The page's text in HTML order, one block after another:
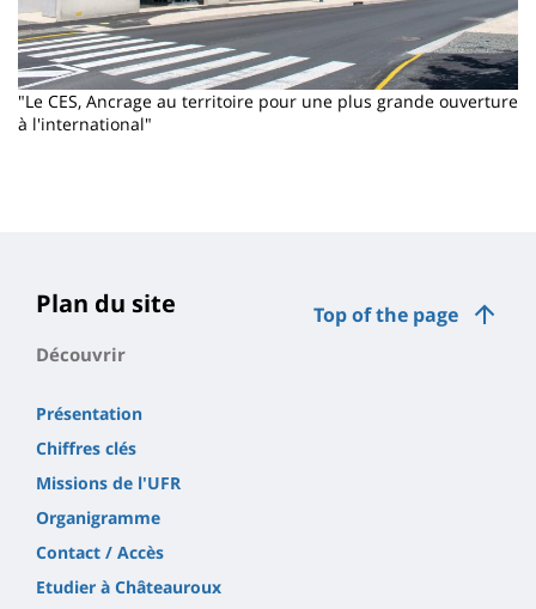
"Le CES, Ancrage au territoire pour une plus grande ouverture
à l'international"
Top of the page
Plan du site
Découvrir
Présentation
Chiffres clés
Missions de l'UFR
Organigramme
Contact / Accès
Etudier à Châteauroux